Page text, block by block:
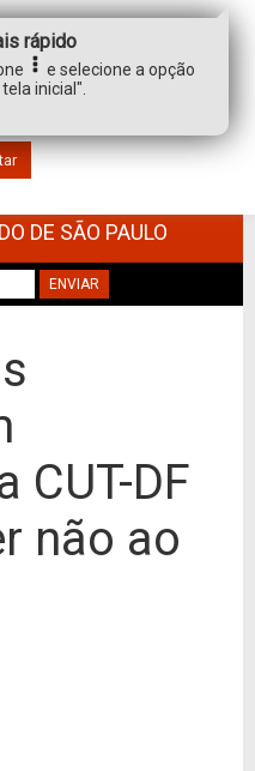
NO
DE SÃO PAULO
ENVIAR
CUT-DF
não ao
sua experiência de
você concorda com a
rápido
e selecione a opção
inicial".